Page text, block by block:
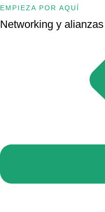
EMPIEZA POR AQUÍ
Networking y alianzas